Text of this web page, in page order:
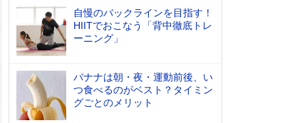
自慢のバックラインを目指す！
HIITでおこなう「背中徹底トレ
ーニング」
バナナは朝・夜・運動前後、い
つ食べるのがベスト？タイミン
グごとのメリット